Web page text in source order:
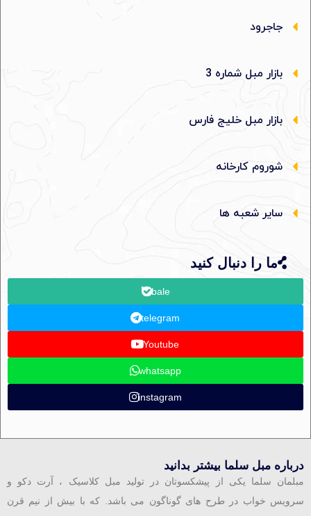
جاجرود
بازار مبل شماره 3
بازار مبل خلیج فارس
شوروم کارخانه
سایر شعبه ها
ما را دنبال کنید
bale
telegram
Youtube
whatsapp
instagram
درباره مبل سلما بیشتر بدانید
مبلمان سلما یکی از پیشکسوتان در تولید مبل کلاسیک ، آرت دکو و
سرویس خواب در طرح های گوناگون می باشد. که با بیش از نیم قرن